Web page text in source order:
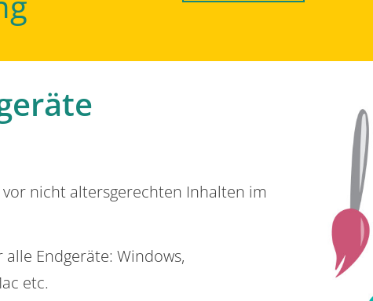
nicht altersgerechten Inhalten im
Endgeräte: Windows,
etc.